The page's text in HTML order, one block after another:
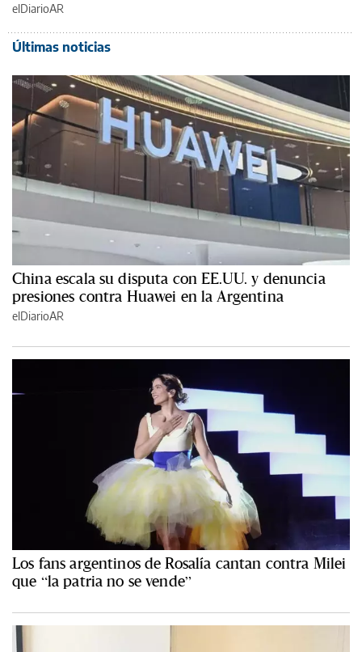
elDiarioAR
Últimas noticias
China escala su disputa con EE.UU. y denuncia
presiones contra Huawei en la Argentina
elDiarioAR
Los fans argentinos de Rosalía cantan contra Milei
que “la patria no se vende”